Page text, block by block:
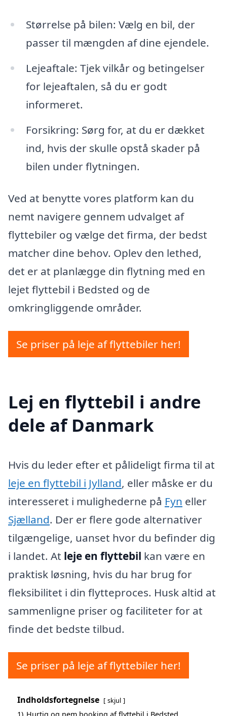
Størrelse på bilen: Vælg en bil, der
passer til mængden af dine ejendele.
Lejeaftale: Tjek vilkår og betingelser
for lejeaftalen, så du er godt
informeret.
Forsikring: Sørg for, at du er dækket
ind, hvis der skulle opstå skader på
bilen under flytningen.
Ved at benytte vores platform kan du
nemt navigere gennem udvalget af
flyttebiler og vælge det firma, der bedst
matcher dine behov. Oplev den lethed,
det er at planlægge din flytning med en
lejet flyttebil i Bedsted og de
omkringliggende områder.
Se priser på leje af flyttebiler her!
Lej en flyttebil i andre
dele af Danmark
Hvis du leder efter et pålideligt firma til at
leje en flyttebil i Jylland, eller måske er du
interesseret i mulighederne på Fyn eller
Sjælland. Der er flere gode alternativer
tilgængelige, uanset hvor du befinder dig
i landet. At leje en flyttebil kan være en
praktisk løsning, hvis du har brug for
fleksibilitet i din flytteproces. Husk altid at
sammenligne priser og faciliteter for at
finde det bedste tilbud.
Se priser på leje af flyttebiler her!
Indholdsfortegnelse skjul
1) Hurtig og nem booking af flyttebil i Bedsted